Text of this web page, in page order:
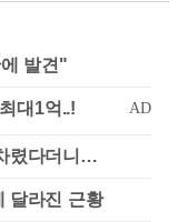
발견"
렸다더니…
달라진 근황